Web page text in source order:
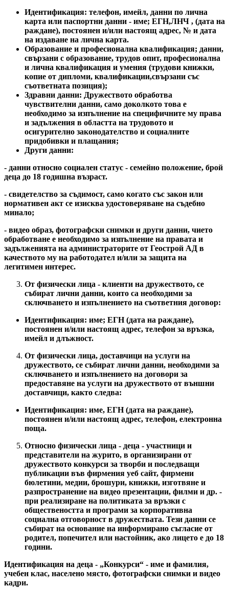
Идентификация: телефон, имейл, данни по лична
карта или паспортни данни - име; ЕГН,ЛНЧ , (дата на
раждане), постоянен и/или настоящ адрес, № и дата
на издаване на лична карта.
Образование и професионална квалификация; данни,
свързани с образование, трудов опит, професионална
и лична квалификация и умения (трудови книжки,
копие от дипломи, квалификации,свързани със
съответната позиция);
Здравни данни: Дружеството обработва
чувствителни данни, само доколкото това е
необходимо за изпълнение на специфичните му права
и задължения в областта на трудовото и
осигурително законодателство и социалните
придобивки и плащания;
Други данни:
- данни относно социален статус - семейно положение, брой
деца до 18 годишна възраст.
- свидетелство за съдимост, само когато със закон или
нормативен акт се изисква удостоверяване на съдебно
минало;
- видео образ, фотографски снимки и други данни, чието
обработване е необходимо за изпълнение на правата и
задълженията на администраторите от Геострой АД в
качеството му на работодател и/или за защита на
легитимен интерес.
От физически лица - клиенти на дружеството, се
събират лични данни, които са необходими за
сключването и изпълнението на съответния договор:
Идентификация: име; ЕГН (дата на раждане),
постоянен и/или настоящ адрес, телефон за връзка,
имейл и длъжност.
От физически лица, доставчици на услуги на
дружеството, се събират лични данни, необходими за
сключването и изпълнението на договори за
предоставяне на услуги на дружеството от външни
доставчици, както следва:
Идентификация: име, ЕГН (дата на раждане),
постоянен и/или настоящ адрес, телефон, електронна
поща.
Относно физически лица - деца - участници и
представители на журито, в организирани от
дружеството конкурси за творби и последващи
публикации във фирмения уеб сайт, фирмени
бюлетини, медии, брошури, книжки, изготвяне и
разпространение на видео презентации, филми и др. -
при реализиране на политиката за връзки с
обществеността и програми за корпоративна
социална отговорност в дружествата. Тези данни се
събират на основание на информирано съгласие от
родител, попечител или настойник, ако лицето е до 18
години.
Идентификация на деца - „Конкурси“ - име и фамилия,
учебен клас, населено място, фотографски снимки и видео
кадри.